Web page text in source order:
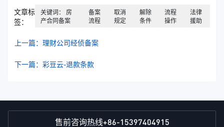
文章标
签：
关键词： 房
产合同备案
备案
流程
取消
规定
解除
条件
流程
操作
法律
援助
上一篇：理财公司经侦备案
下一篇：彩豆云-退款条款
售前咨询热线+86-15397404915